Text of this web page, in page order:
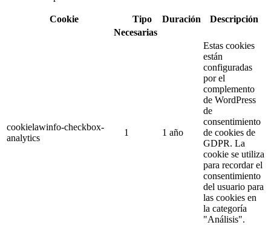
Cookie Tipo Duración
Descripción
Necesarias
cookielawinfo-checkbox-
analytics
1 1 año
Estas cookies
están
configuradas
por el
complemento
de WordPress
de
consentimiento
de cookies de
GDPR. La
cookie se utiliza
para recordar el
consentimiento
del usuario para
las cookies en
la categoría
"Análisis".